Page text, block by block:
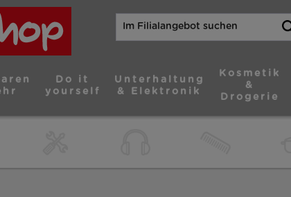
Do it
yourself
Unterhaltung
& Elektronik
Kosmetik
&
Drogerie